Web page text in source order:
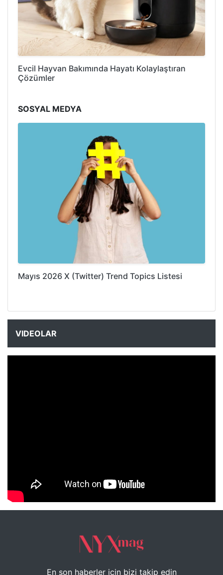
Evcil Hayvan Bakımında Hayatı Kolaylaştıran
Çözümler
SOSYAL MEDYA
Mayıs 2026 X (Twitter) Trend Topics Listesi
VIDEOLAR
NYXmag 2. Yaş Kutlama Etkinliği
En son haberler için bizi takip edin